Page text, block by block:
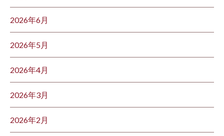
2026年6月
2026年5月
2026年4月
2026年3月
2026年2月